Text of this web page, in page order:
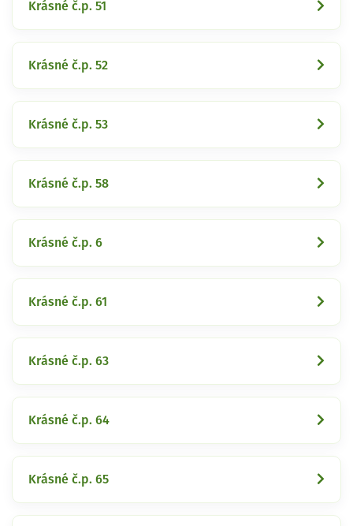
Krásné č.p. 51
Krásné č.p. 52
Krásné č.p. 53
Krásné č.p. 58
Krásné č.p. 6
Krásné č.p. 61
Krásné č.p. 63
Krásné č.p. 64
Krásné č.p. 65